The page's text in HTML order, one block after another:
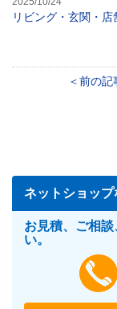
リビング・玄関・
前の記
ネットショップ
お見積、ご相
い。